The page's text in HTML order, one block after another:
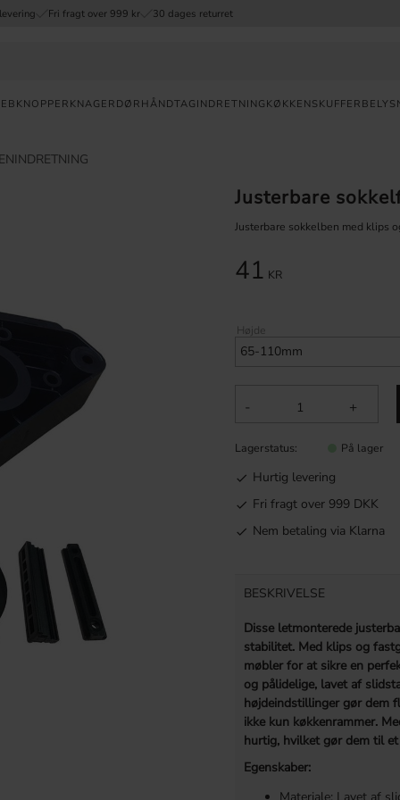
Fri fragt over 999 kr 30 dages returret
KNOPPER KNAGER DØRHÅNDTAG INDRETNING KØKKENSKUFFER
Justerbare
Justerbare sokkelben med klips
41 KR
Højde
+
-
Lagerstatus På lager
Hurtig levering
Fri fragt over 999 DKK
Nem betaling via Klarna
BESKRIVELSE
Disse letmonterede
stabilitet. Med klips og
møbler for at sikre en
og pålidelige, lavet af
højdeindstillinger gør dem
ikke kun køkkenrammer.
hurtig, hvilket gør dem til
Egenskaber:
HURTIG
LEVERING
DAGES
FRI
FRAGT